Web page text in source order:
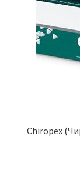
Chiropex